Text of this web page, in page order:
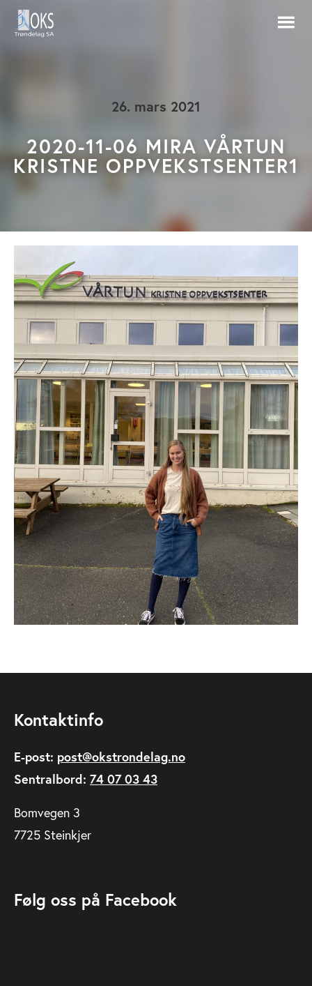
26. mars 2021
2020-11-06 MIRA VÅRTUN
KRISTNE OPPVEKSTSENTER1
Kontaktinfo
E-post: post@okstrondelag.no
Sentralbord: 74 07 03 43
Bomvegen 3
7725 Steinkjer
Følg oss på Facebook